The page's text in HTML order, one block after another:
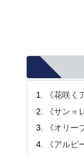
《花咲く
《サン＝
《オリー
《アルピ